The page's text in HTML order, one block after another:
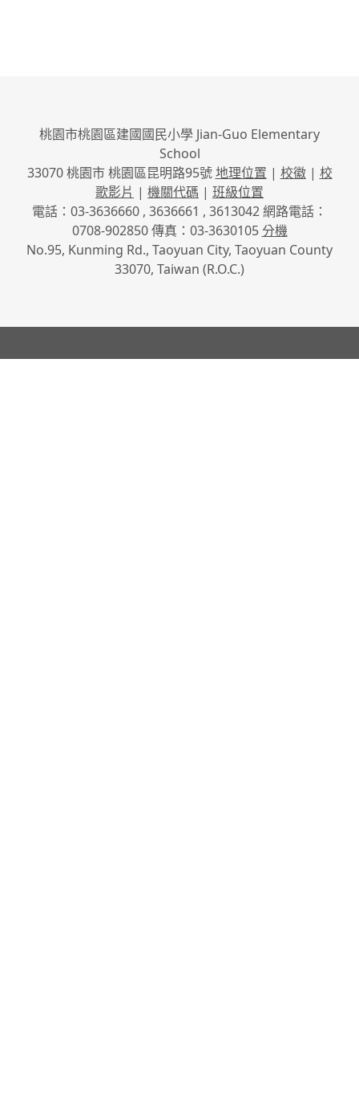
桃園市桃園區建國國民小學 Jian-Guo Elementary
School
33070 桃園市 桃園區昆明路95號地理位置 | 校徽| 校
歌影片 | 機關代碼 | 班級位置
電話：03-3636660 , 3636661 , 3613042 網路電話：
0708-902850 傳真：03-3630105分機
No.95, Kunming Rd., Taoyuan City, Taoyuan County
33070, Taiwan (R.O.C.)